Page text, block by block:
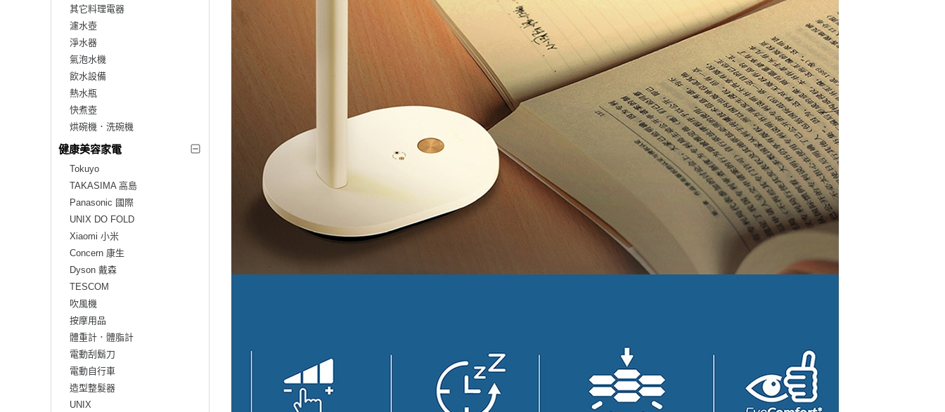
其它料理電器
濾水壺
淨水器
氣泡水機
飲水設備
熱水瓶
快煮壺
烘碗機．洗碗機
健康美容家電
Tokuyo
TAKASIMA 高島
Panasonic 國際
UNIX DO FOLD
Xiaomi 小米
Concern 康生
Dyson 戴森
TESCOM
吹風機
按摩用品
體重計．體脂計
電動刮鬍刀
電動自行車
造型整髮器
UNIX